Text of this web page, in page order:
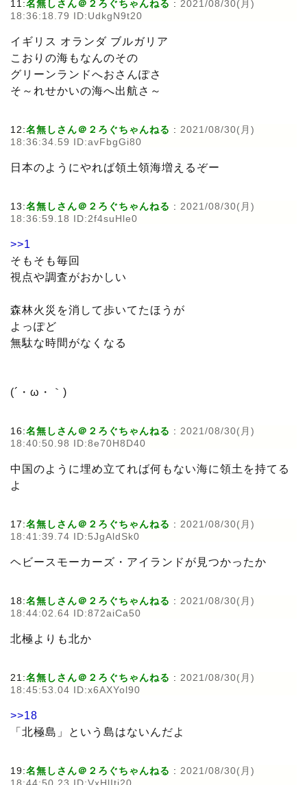
11:名無しさん＠２ろぐちゃんねる : 2021/08/30(月)
18:36:18.79 ID:UdkgN9t20
イギリス オランダ ブルガリア
こおりの海もなんのその
グリーンランドへおさんぽさ
そ～れせかいの海へ出航さ～
12:名無しさん＠２ろぐちゃんねる : 2021/08/30(月)
18:36:34.59 ID:avFbgGi80
日本のようにやれば領土領海増えるぞー
13:名無しさん＠２ろぐちゃんねる : 2021/08/30(月)
18:36:59.18 ID:2f4suHle0
>>1
そもそも毎回
視点や調査がおかしい
森林火災を消して歩いてたほうが
よっぽど
無駄な時間がなくなる
(´・ω・｀)
16:名無しさん＠２ろぐちゃんねる : 2021/08/30(月)
18:40:50.98 ID:8e70H8D40
中国のように埋め立てれば何もない海に領土を持てる
よ
17:名無しさん＠２ろぐちゃんねる : 2021/08/30(月)
18:41:39.74 ID:5JgAldSk0
ヘビースモーカーズ・アイランドが見つかったか
18:名無しさん＠２ろぐちゃんねる : 2021/08/30(月)
18:44:02.64 ID:872aiCa50
北極よりも北か
21:名無しさん＠２ろぐちゃんねる : 2021/08/30(月)
18:45:53.04 ID:x6AXYol90
>>18
「北極島」という島はないんだよ
19:名無しさん＠２ろぐちゃんねる : 2021/08/30(月)